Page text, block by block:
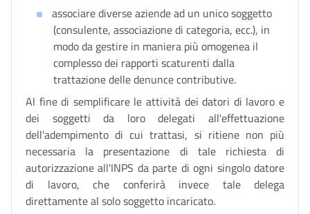
associare diverse aziende ad un unico soggetto
(consulente, associazione di categoria, ecc.), in
modo da gestire in maniera più omogenea il
complesso dei rapporti scaturenti dalla
trattazione delle denunce contributive.
Al fine di semplificare le attività dei datori di lavoro e
dei soggetti da loro delegati all'effettuazione
dell'adempimento di cui trattasi, si ritiene non più
necessaria la presentazione di tale richiesta di
autorizzazione all'INPS da parte di ogni singolo datore
di lavoro, che conferirà invece tale delega
direttamente al solo soggetto incaricato.